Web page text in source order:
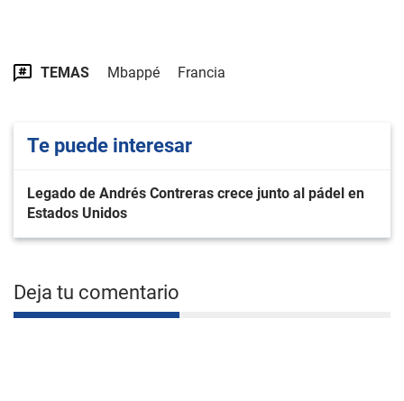
TEMAS Mbappé Francia
Te puede interesar
Legado de Andrés Contreras crece junto al pádel en
Estados Unidos
Deja tu comentario